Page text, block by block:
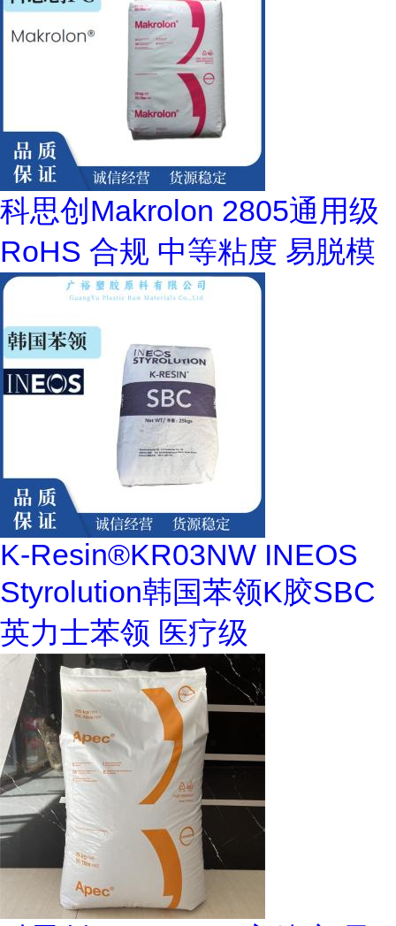
科思创Makrolon 2805通用级
RoHS 合规 中等粘度 易脱模
K-Resin®KR03NW INEOS
Styrolution韩国苯领K胶SBC
英力士苯领 医疗级